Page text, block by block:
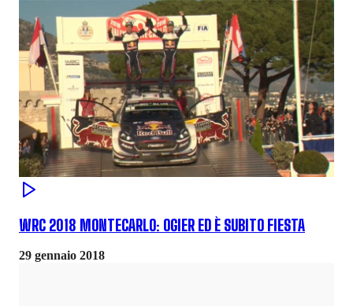
WRC 2018 MONTECARLO: OGIER ED È SUBITO FIESTA
29 gennaio 2018